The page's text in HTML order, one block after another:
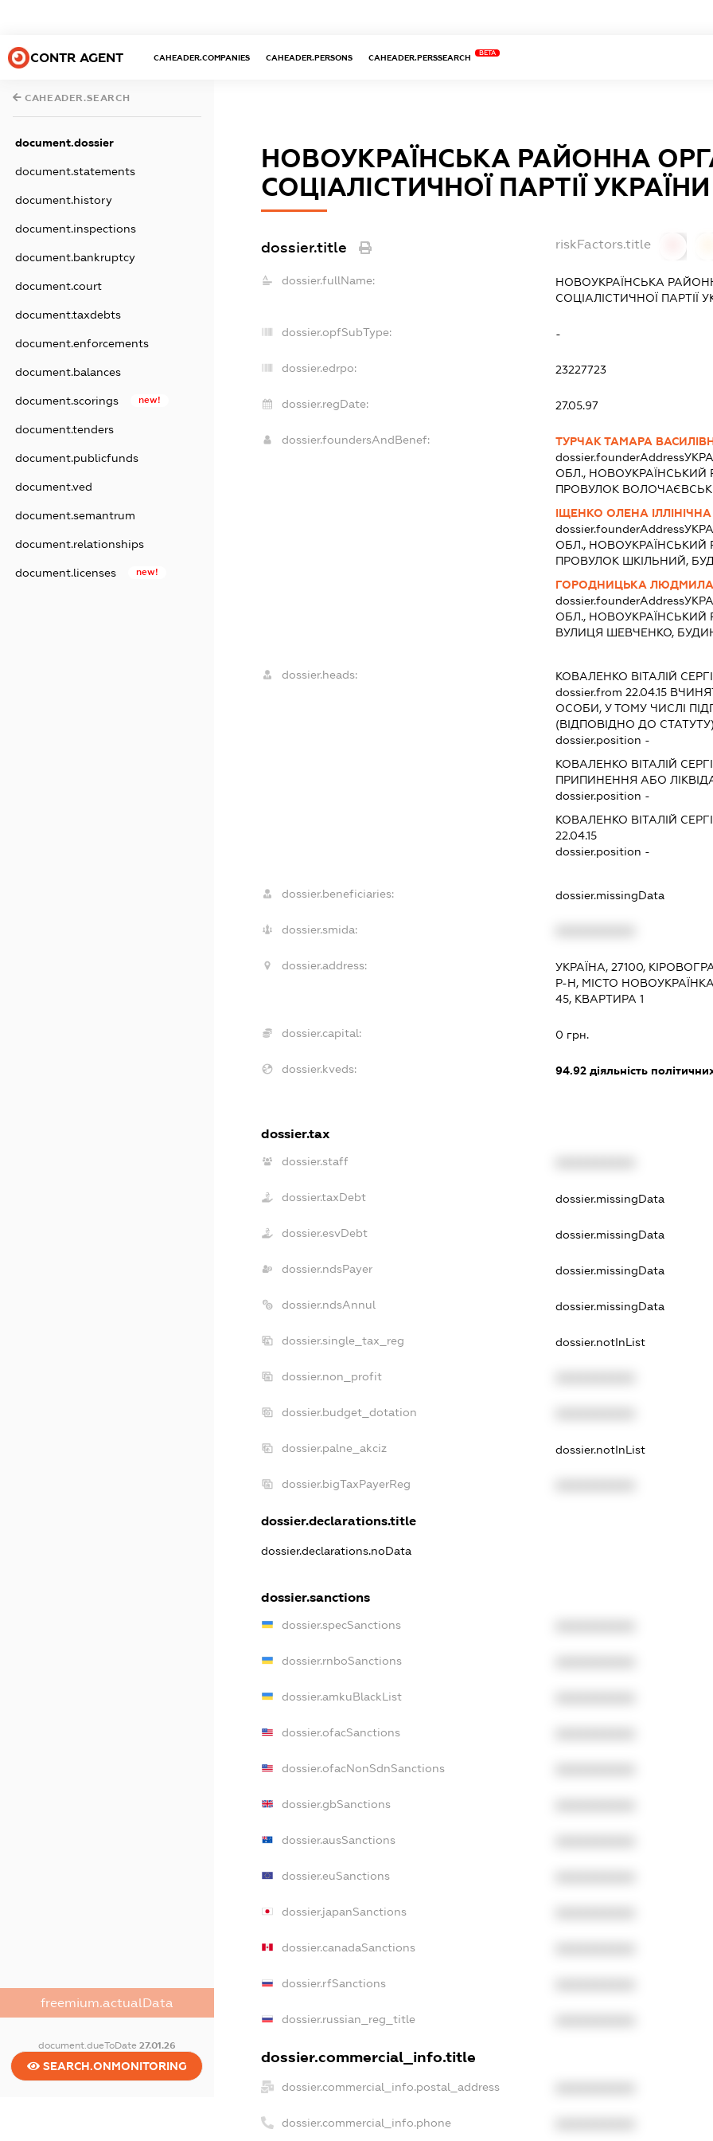
CONTR AGENT CAHEADER.COMPANIES CAHEADER.PERSONS CAHEADER.PERSSEARCH
BETA
CAHEADER.SEARCH
document.dossier
document.statements
document.history
document.inspections
document.bankruptcy
document.court
document.taxdebts
document.enforcements
document.balances
document.scorings new!
document.tenders
document.publicfunds
document.ved
document.semantrum
document.relationships
document.licenses new!
freemium.actualData
document.dueToDate 27.01.26
SEARCH.ONMONITORING
НОВОУКРАЇНСЬКА РАЙОННА
СОЦІАЛІСТИЧНОЇ ПАРТІЇ УКРАЇНИ
dossier.title riskFactors.title
dossier.fullName:
НОВОУКРАЇНСЬКА
СОЦІАЛІСТИЧНОЇ ПАРТІЇ
dossier.opfSubType: -
dossier.edrpo: 23227723
dossier.regDate: 27.05.97
dossier.foundersAndBenef:
ТУРЧАК ТАМАРА
dossier.founderAddress
ОБЛ., НОВОУКРАЇНСЬКИЙ
ПРОВУЛОК
ІЩЕНКО ОЛЕНА ІЛЛІНІЧНА
dossier.founderAddress
ОБЛ., НОВОУКРАЇНСЬКИЙ
ПРОВУЛОК ШКІЛЬНИЙ,
ГОРОДНИЦЬКА ЛЮДМИЛА
dossier.founderAddress
ОБЛ., НОВОУКРАЇНСЬКИЙ
ВУЛИЦЯ ШЕВЧЕНКО,
dossier.heads: КОВАЛЕНКО ВІТАЛІЙ
dossier.from 22.04.15
ОСОБИ, У ТОМУ ЧИСЛІ
(ВІДПОВІДНО ДО СТАТУТУ)
dossier.position -
КОВАЛЕНКО ВІТАЛІЙ
ПРИПИНЕННЯ АБО
dossier.position -
КОВАЛЕНКО ВІТАЛІЙ
22.04.15
dossier.position -
dossier.beneficiaries: dossier.missingData
dossier.smida:
dossier.address:
УКРАЇНА, 27100,
Р-Н, МІСТО
45, КВАРТИРА 1
dossier.capital: 0 грн.
dossier.kveds: 94.92 діяльність
dossier.tax
dossier.staff
dossier.taxDebt dossier.missingData
dossier.esvDebt dossier.missingData
dossier.ndsPayer dossier.missingData
dossier.ndsAnnul dossier.missingData
dossier.single_tax_reg dossier.notInList
dossier.non_profit
dossier.budget_dotation
dossier.palne_akciz dossier.notInList
dossier.bigTaxPayerReg
dossier.declarations.title
dossier.declarations.noData
dossier.sanctions
dossier.specSanctions
dossier.rnboSanctions
dossier.amkuBlackList
dossier.ofacSanctions
dossier.ofacNonSdnSanctions
dossier.gbSanctions
dossier.ausSanctions
dossier.euSanctions
dossier.japanSanctions
dossier.canadaSanctions
dossier.rfSanctions
dossier.russian_reg_title
dossier.commercial_info.title
dossier.commercial_info.postal_address
dossier.commercial_info.phone